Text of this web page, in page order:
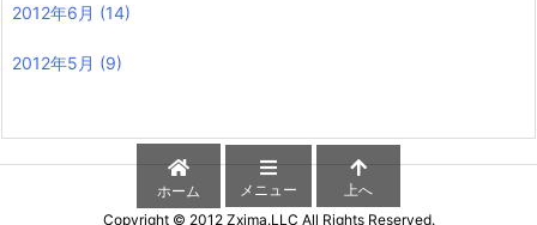
2012年6月 (14)
2012年5月 (9)
Copyright © 2012 Zxima.LLC All Rights Reserved.
ホーム メニュー 上へ